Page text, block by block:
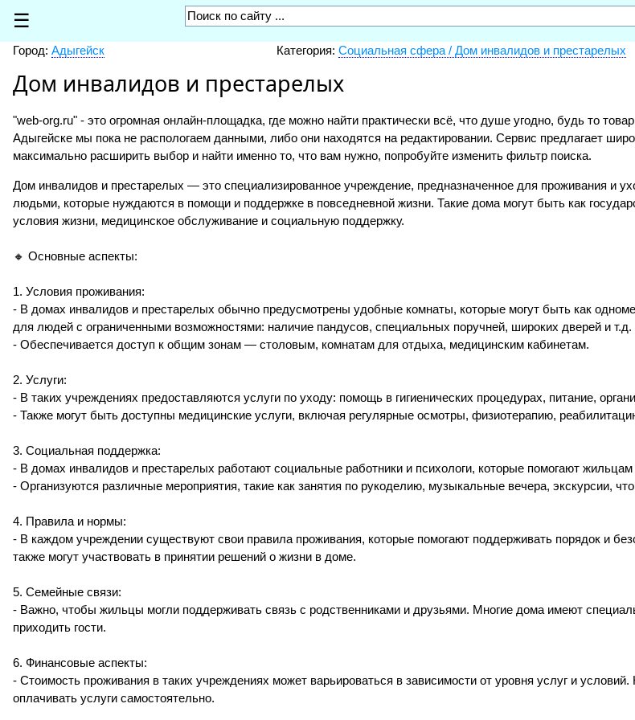
☰
Город: Адыгейск Категория: Социальная сфера / Дом инвалидов и престарелых
Дом инвалидов и престарелых
"web-org.ru" - это огромная онлайн-площадка, где можно найти практически всё, что душе угодно, будь то
Адыгейске мы пока не распологаем данными, либо они находятся на редактировании. Сервис предлагает
максимально расширить выбор и найти именно то, что вам нужно, попробуйте изменить фильтр поиска.
Дом инвалидов и престарелых — это специализированное учреждение, предназначенное для проживания и
людьми, которые нуждаются в помощи и поддержке в повседневной жизни. Такие дома могут быть как
условия жизни, медицинское обслуживание и социальную поддержку.
🔸 Основные аспекты:
1. Условия проживания:
- В домах инвалидов и престарелых обычно предусмотрены удобные комнаты, которые могут быть как
для людей с ограниченными возможностями: наличие пандусов, специальных поручней, широких дверей и т.д.
- Обеспечивается доступ к общим зонам — столовым, комнатам для отдыха, медицинским кабинетам.
2. Услуги:
- В таких учреждениях предоставляются услуги по уходу: помощь в гигиенических процедурах, питание,
- Также могут быть доступны медицинские услуги, включая регулярные осмотры, физиотерапию,
3. Социальная поддержка:
- В домах инвалидов и престарелых работают социальные работники и психологи, которые помогают
- Организуются различные мероприятия, такие как занятия по рукоделию, музыкальные вечера, экскурсии,
4. Правила и нормы:
- В каждом учреждении существуют свои правила проживания, которые помогают поддерживать порядок и
также могут участвовать в принятии решений о жизни в доме.
5. Семейные связи:
- Важно, чтобы жильцы могли поддерживать связь с родственниками и друзьями. Многие дома имеют
приходить гости.
6. Финансовые аспекты:
- Стоимость проживания в таких учреждениях может варьироваться в зависимости от уровня услуг и
оплачивать услуги самостоятельно.